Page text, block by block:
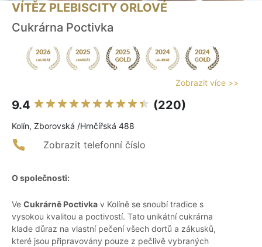
VÍTĚZ PLEBISCITY ORLOVÉ
Cukrárna Poctivka
Zobrazit více >>
9.4 (220)
Kolín, Zborovská /Hrnčířská 488
Zobrazit telefonní číslo
O společnosti:
Ve Cukrárně Poctivka v Kolíně se snoubí tradice s
vysokou kvalitou a poctivostí. Tato unikátní cukrárna
klade důraz na vlastní pečení všech dortů a zákusků,
které jsou připravovány pouze z pečlivě vybraných